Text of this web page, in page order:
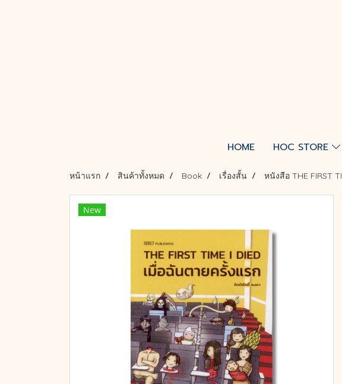
HOME HOC STORE
หน้าแรก สินค้าทั้งหมด Book เรื่องสั้น หนังสือ THE FIRST
New